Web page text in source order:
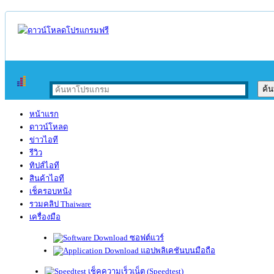
หน้าแรก
ดาวน์โหลด
ข่าวไอที
รีวิว
ทิปส์ไอที
สินค้าไอที
เช็ครอบหนัง
รวมคลิป Thaiware
เครื่องมือ
ซอฟต์แวร์
แอปพลิเคชันบนมือถือ
เช็คความเร็วเน็ต (Speedtest)